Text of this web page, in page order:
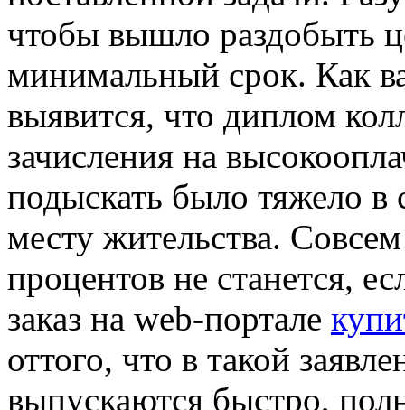
чтобы вышло раздобыть
минимальный срок. Как
выявится, что диплом
зачисления на
подыскать было тяжело в
месту жительства.
процентов не станется,
заказ на web-портале
оттого, что в такой
выпускаются быстро,